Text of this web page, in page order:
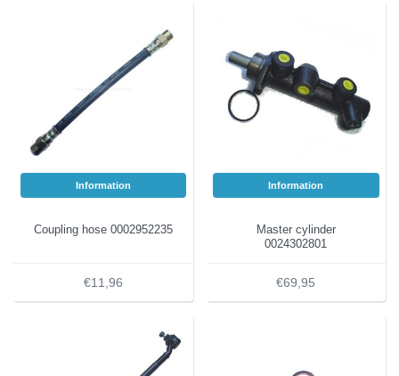
Information
Coupling hose 0002952235
€11,96
Information
Master cylinder
0024302801
€69,95